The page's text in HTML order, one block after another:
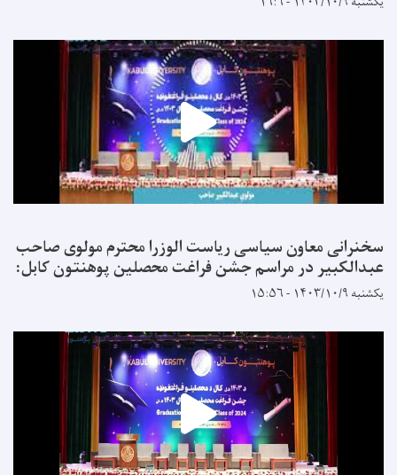
سخنرانی معاون سیاسی ریاست الوزرا محترم مولوی صاحب
عبدالکبیر در مراسم جشن فراغت محصلین پوهنتون کابل:
یکشنبه ۱۴۰۳/۱۰/۹ - ۱۵:۵۶